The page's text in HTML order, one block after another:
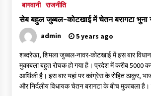
बागवानी राजनीति
सेब बहुल जुब्बल-कोटखाई में चेतन बरागटा भुना
admin 5 years ago
शब्दरेखा, शिमला जुब्बल-नावर-कोटखाई में इस बार
मुकाबला बहुत रोचक हो गया है। प्रदेश में करीब 5000
आर्थिकी हैै। इस बार यहां पर कांग्रेस के रोहित ठाकुर,
और निर्दलीय विधायक चेतन बरागटा के बीच मुकाबला